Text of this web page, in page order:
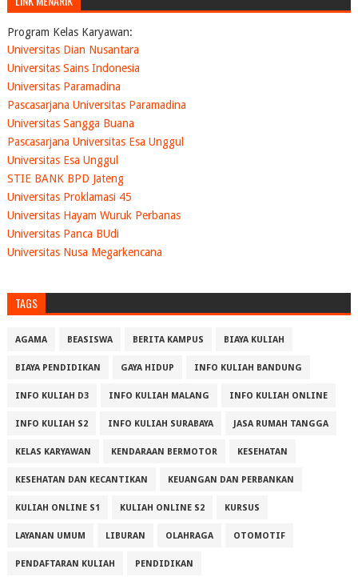
Program Kelas Karyawan:
Universitas Dian Nusantara
Universitas Sains Indonesia
Universitas Paramadina
Pascasarjana Universitas Paramadina
Universitas Sangga Buana
Pascasarjana Universitas Esa Unggul
Universitas Esa Unggul
STIE BANK BPD Jateng
Universitas Proklamasi 45
Universitas Hayam Wuruk Perbanas
Universitas Panca BUdi
Universitas Nusa Megarkencana
TAGS
AGAMA BEASISWA BERITA KAMPUS BIAYA KULIAH
BIAYA PENDIDIKAN GAYA HIDUP INFO KULIAH BANDUNG
INFO KULIAH D3 INFO KULIAH MALANG INFO KULIAH ONLINE
INFO KULIAH S2 INFO KULIAH SURABAYA JASA RUMAH TANGGA
KELAS KARYAWAN KENDARAAN BERMOTOR KESEHATAN
KESEHATAN DAN KECANTIKAN KEUANGAN DAN PERBANKAN
KULIAH ONLINE S1 KULIAH ONLINE S2 KURSUS
LAYANAN UMUM LIBURAN OLAHRAGA OTOMOTIF
PENDAFTARAN KULIAH PENDIDIKAN